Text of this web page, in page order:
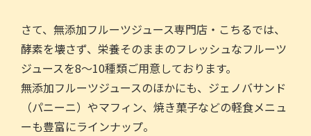
k
さて、無添加フルーツジュース専門店・こちるでは、
酵素を壊さず、栄養そのままのフレッシュなフルーツ
ジュースを8～10種類ご用意しております。
無添加フルーツジュースのほかにも、ジェノバサンド
（パニーニ）やマフィン、焼き菓子などの軽食メニュ
ーも豊富にラインナップ。